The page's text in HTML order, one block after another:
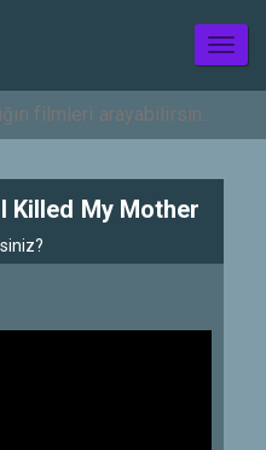
Killed My Mother